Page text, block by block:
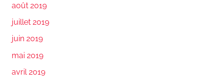
août 2019
juillet 2019
juin 2019
mai 2019
avril 2019